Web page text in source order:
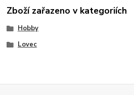
Zboží zařazeno v kategoriích
Hobby
Lovec